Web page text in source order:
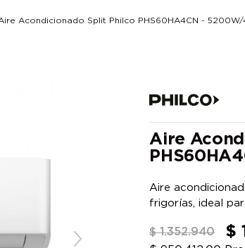
Acondicionado Split Philco PHS60HA4CN -
Aire
Aire
frigorías, ideal
$ 1.352.940 $